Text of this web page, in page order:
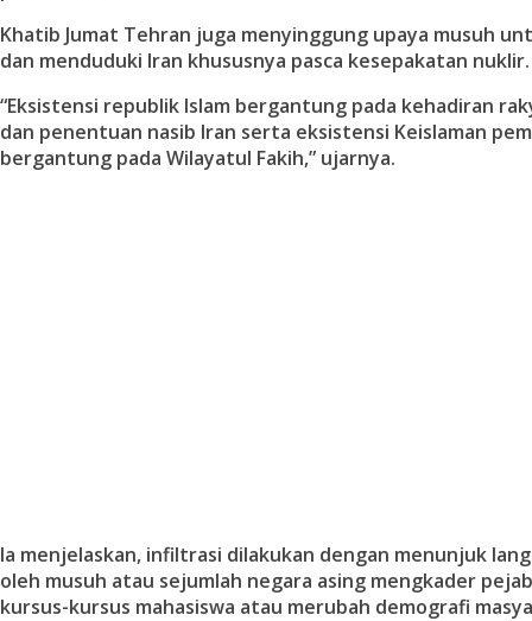
Khatib Jumat Tehran juga menyinggung upaya musuh
dan menduduki Iran khususnya pasca kesepakatan nuklir.
“Eksistensi republik Islam bergantung pada kehadiran
dan penentuan nasib Iran serta eksistensi Keislaman
bergantung pada Wilayatul Fakih,” ujarnya.
Ia menjelaskan, infiltrasi dilakukan dengan menunjuk
oleh musuh atau sejumlah negara asing mengkader
kursus-kursus mahasiswa atau merubah demografi